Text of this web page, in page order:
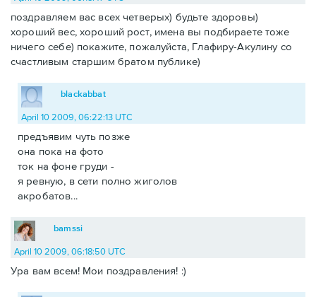
поздравляем вас всех четверых) будьте здоровы)
хороший вес, хороший рост, имена вы подбираете тоже
ничего себе) покажите, пожалуйста, Глафиру-Акулину со
счастливым старшим братом публике)
blackabbat
April 10 2009, 06:22:13 UTC
предъявим чуть позже
она пока на фото
ток на фоне груди -
я ревную, в сети полно жиголов
акробатов...
bamssi
April 10 2009, 06:18:50 UTC
Ура вам всем! Мои поздравления! :)